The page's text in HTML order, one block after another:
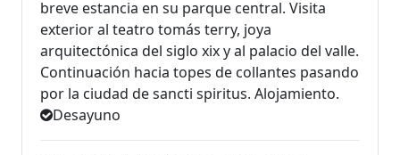
breve estancia en su parque central. Visita
exterior al teatro tomás terry, joya
arquitectónica del siglo xix y al palacio del valle.
Continuación hacia topes de collantes pasando
por la ciudad de sancti spiritus. Alojamiento.
Desayuno